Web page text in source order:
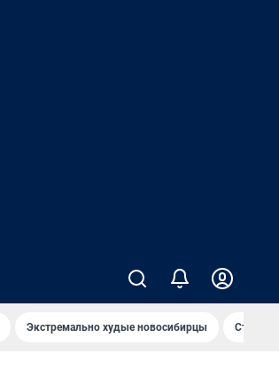
Экстремально худые новосибирцы Старт